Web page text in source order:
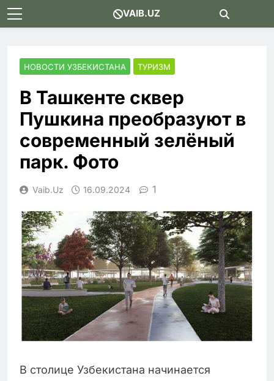
Skip
to
VAIB.UZ
НОВОСТИ УЗБЕКИСТАНА ТУРИЗМ
В Ташкенте сквер
Пушкина преобразуют в
современный зелёный
парк. Фото
Vaib.uz 16.09.2024 1
В столице Узбекистана начинается